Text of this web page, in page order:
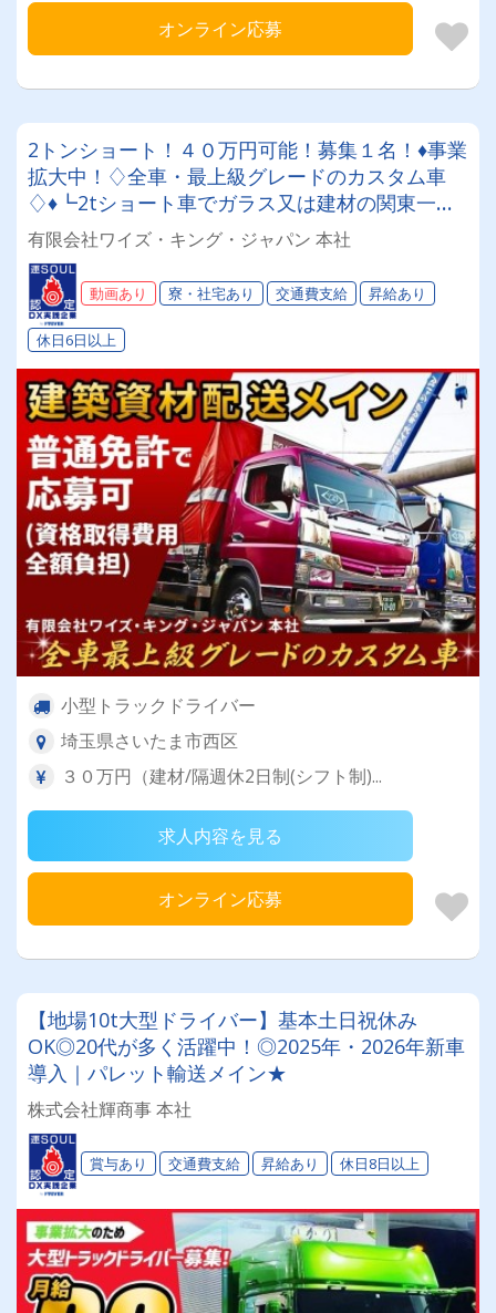
オンライン応募
2トンショート！４０万円可能！募集１名！♦事業
拡大中！♢全車・最上級グレードのカスタム車
♢♦┗2tショート車でガラス又は建材の関東一円
配送┗未経験者歓迎┗選べる働き方┗資格取得制
度があるから普通免許で応募OK
有限会社ワイズ・キング・ジャパン 本社
動画あり 寮・社宅あり 交通費支給 昇給あり
休日6日以上
小型トラックドライバー
埼玉県さいたま市西区
３０万円（建材/隔週休2日制(シフト制)...
求人内容を見る
オンライン応募
【地場10t大型ドライバー】基本土日祝休み
OK◎20代が多く活躍中！◎2025年・2026年新車
導入｜パレット輸送メイン★
株式会社輝商事 本社
賞与あり 交通費支給 昇給あり 休日8日以上